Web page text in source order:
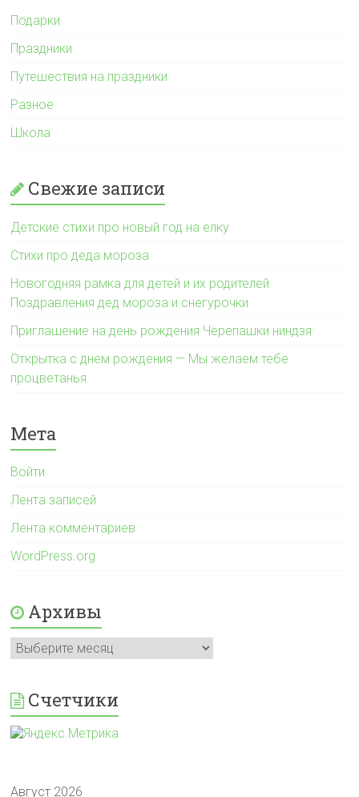
Подарки
Праздники
Путешествия на праздники
Разное
Школа
Свежие записи
Детские стихи про новый год на елку
Стихи про деда мороза
Новогодняя рамка для детей и их родителей
Поздравления дед мороза и снегурочки
Приглашение на день рождения Черепашки ниндзя
Открытка с днем рождения — Мы желаем тебе
процветанья
Мета
Войти
Лента записей
Лента комментариев
WordPress.org
Архивы
Архивы
Счетчики
Август 2026